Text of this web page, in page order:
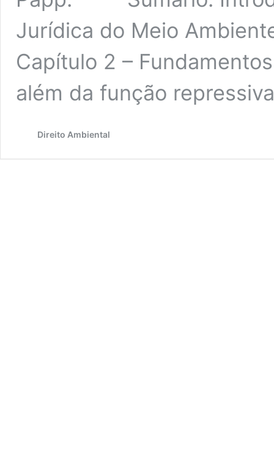
Jurídica do Meio
Capítulo 2 –
além da função
Direito Ambiental